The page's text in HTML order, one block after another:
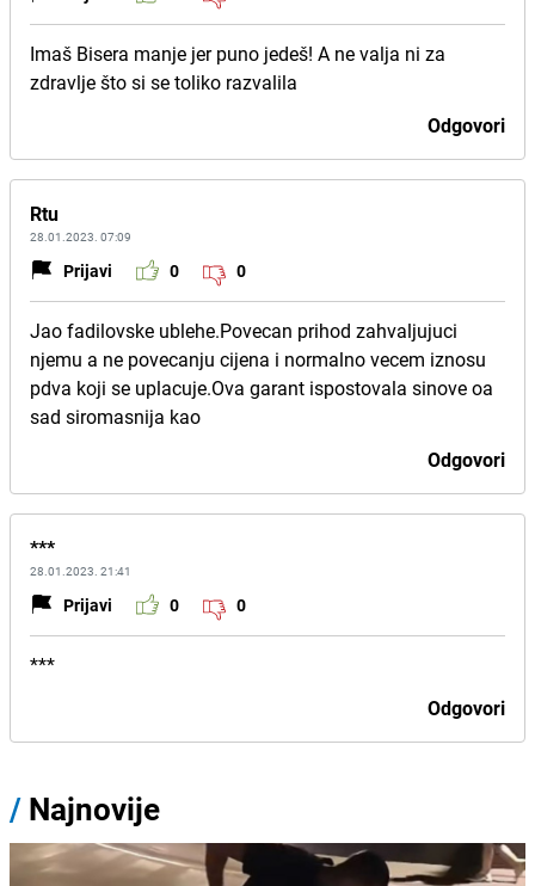
Imaš Bisera manje jer puno jedeš! A ne valja ni za
zdravlje što si se toliko razvalila
Odgovori
Rtu
28.01.2023. 07:09
Prijavi 0 0
Jao fadilovske ublehe.Povecan prihod zahvaljujuci
njemu a ne povecanju cijena i normalno vecem iznosu
pdva koji se uplacuje.Ova garant ispostovala sinove oa
sad siromasnija kao
Odgovori
***
28.01.2023. 21:41
Prijavi 0 0
***
Odgovori
/ Najnovije